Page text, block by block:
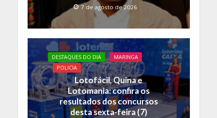
7 de agosto de 2026
DESTAQUES DO DIA
MARINGA
POLICIA
Lotofácil, Quina e
Lotomania: confira os
resultados dos concursos
desta sexta-feira (7)